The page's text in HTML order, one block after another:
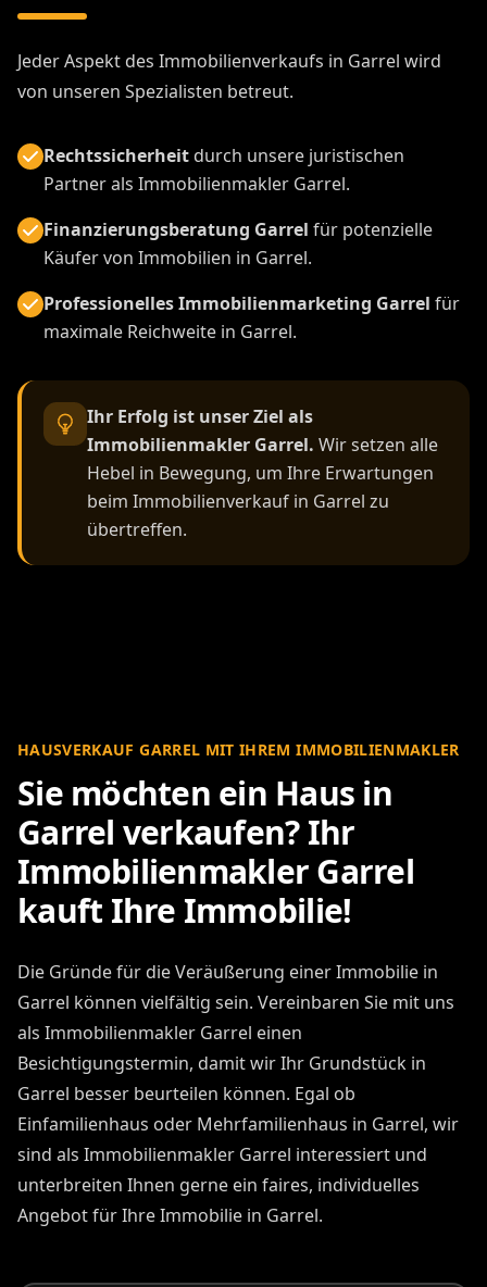
Jeder Aspekt des Immobilienverkaufs in Garrel wird
von unseren Spezialisten betreut.
Rechtssicherheitdurch unsere juristischen
Partner als Immobilienmakler Garrel.
Finanzierungsberatung Garrel für potenzielle
Käufer von Immobilien in Garrel.
Professionelles Immobilienmarketing Garrel für
maximale Reichweite in Garrel.
Ihr Erfolg ist unser Ziel als
Immobilienmakler Garrel. Wir setzen alle
Hebel in Bewegung, um Ihre Erwartungen
beim Immobilienverkauf in Garrel zu
übertreffen.
HAUSVERKAUF GARREL MIT IHREM IMMOBILIENMAKLER
Sie möchten ein Haus in
Garrel verkaufen? Ihr
Immobilienmakler Garrel
kauft Ihre Immobilie!
Die Gründe für die Veräußerung einer Immobilie in
Garrel können vielfältig sein. Vereinbaren Sie mit uns
als Immobilienmakler Garrel einen
Besichtigungstermin, damit wir Ihr Grundstück in
Garrel besser beurteilen können. Egal ob
Einfamilienhaus oder Mehrfamilienhaus in Garrel, wir
sind als Immobilienmakler Garrel interessiert und
unterbreiten Ihnen gerne ein faires, individuelles
Angebot für Ihre Immobilie in Garrel.